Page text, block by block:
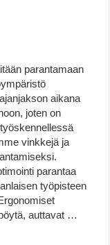
parantamaan
aikana
joten on
vinkkejä ja
parantaa
työpisteen
auttavat …